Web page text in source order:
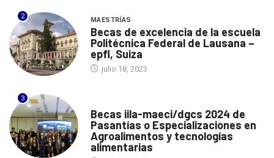
2 MAESTRÍAS
Becas de excelencia de la escuela
Politécnica Federal de Lausana –
epfl, Suiza
julio 18, 2023
3
Becas iila-maeci/dgcs 2024 de
Pasantías o Especializaciones en
Agroalimentos y tecnologías
alimentarias